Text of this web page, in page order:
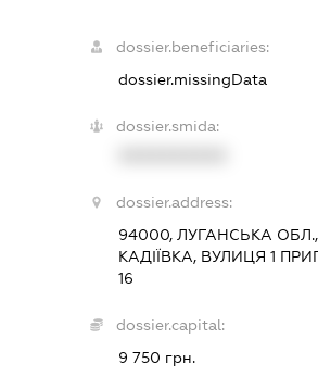
dossier.beneficiaries:
dossier.missingData
dossier.smida:
dossier.address:
94000, ЛУГАНСЬКА ОБЛ.,
КАДІЇВКА, ВУЛИЦЯ 1
16
dossier.capital:
9 750 грн.